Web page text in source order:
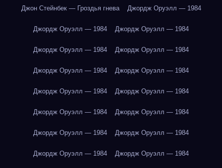
Джон Стейнбек — Гроздья гнева Джордж Оруэлл — 1984
Джордж Оруэлл — 1984 Джордж Оруэлл — 1984
Джордж Оруэлл — 1984 Джордж Оруэлл — 1984
Джордж Оруэлл — 1984 Джордж Оруэлл — 1984
Джордж Оруэлл — 1984 Джордж Оруэлл — 1984
Джордж Оруэлл — 1984 Джордж Оруэлл — 1984
Джордж Оруэлл — 1984 Джордж Оруэлл — 1984
Джордж Оруэлл — 1984 Джордж Оруэлл — 1984